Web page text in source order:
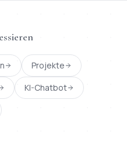
Projekte
KI-Chatbot